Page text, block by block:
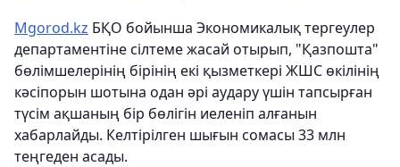
Mgorod.kz БҚО бойынша Экономикалық тергеулер
департаментіне сілтеме жасай отырып, "Қазпошта"
бөлімшелерінің бірінің екі қызметкері ЖШС өкілінің
кәсіпорын шотына одан әрі аудару үшін тапсырған
түсім ақшаның бір бөлігін иеленіп алғанын
хабарлайды. Келтірілген шығын сомасы 33 млн
теңгеден асады.